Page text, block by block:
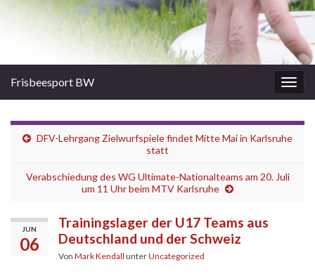
Frisbeesport BW
DFV-Lehrgang Zielwurfspiele findet Mitte Mai in Karlsruhe
statt
Verabschiedung des WG Ultimate-Nationalteams am 20. Juli
um 11 Uhr beim MTV Karlsruhe
JUN
06
Trainingslager der U17 Teams aus
Deutschland und der Schweiz
Von Mark Kendall unterUncategorized